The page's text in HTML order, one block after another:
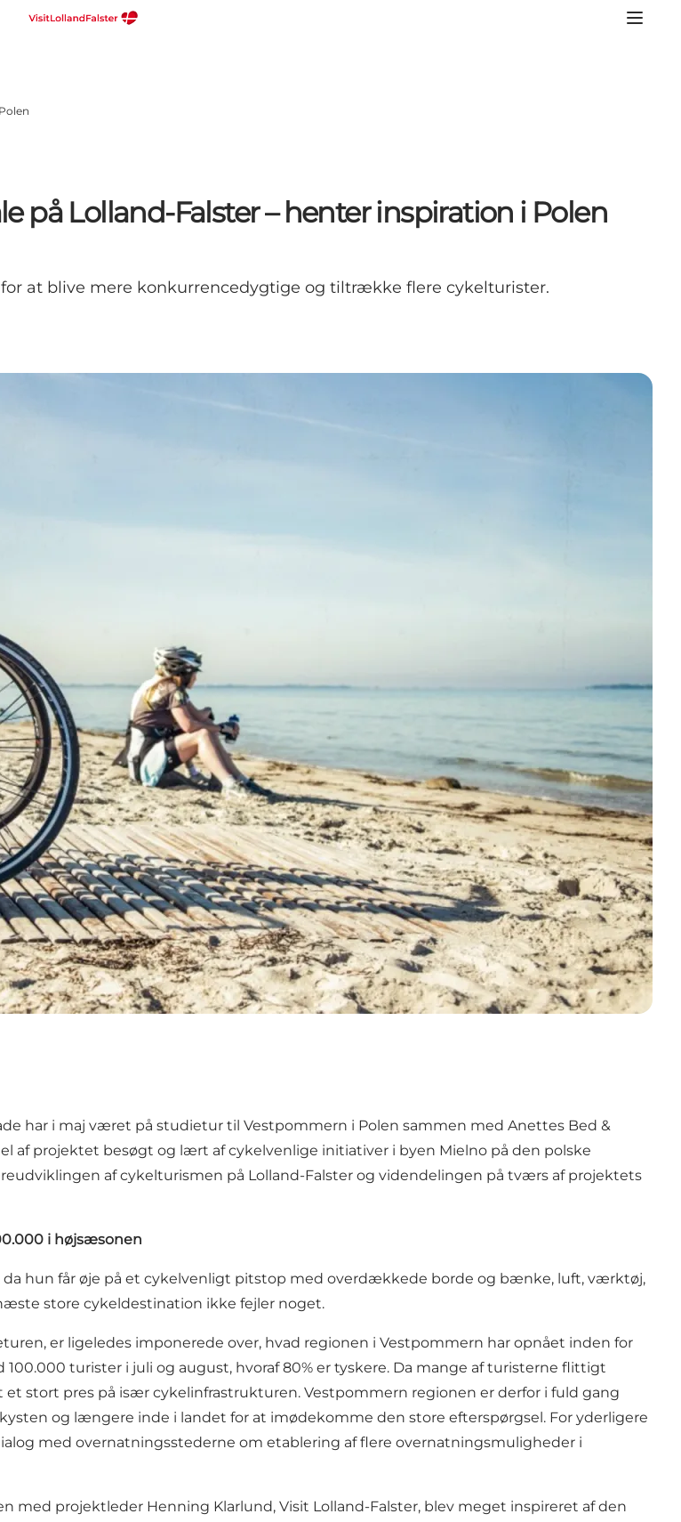
Lolland-Falster – henter inspiration i Polen
at blive mere konkurrencedygtige og tiltrække flere cykelturister.
har i maj været på studietur til Vestpommern i Polen sammen med Anettes Bed &
af projektet besøgt og lært af cykelvenlige initiativer i byen Mielno på den polske
af cykelturismen på Lolland-Falster og videndelingen på tværs af projektets
i højsæsonen
hun får øje på et cykelvenligt pitstop med overdækkede borde og bænke, luft, værktøj,
store cykeldestination ikke fejler noget.
er ligeledes imponerede over, hvad regionen i Vestpommern har opnået inden for
turister i juli og august, hvoraf 80% er tyskere. Da mange af turisterne flittigt
stort pres på især cykelinfrastrukturen. Vestpommern regionen er derfor i fuld gang
og længere inde i landet for at imødekomme den store efterspørgsel. For yderligere
med overnatningsstederne om etablering af flere overnatningsmuligheder i
med projektleder Henning Klarlund, Visit Lolland-Falster, blev meget inspireret af den